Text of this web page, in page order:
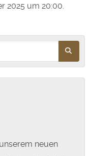
2025 um 20:00.
neuen